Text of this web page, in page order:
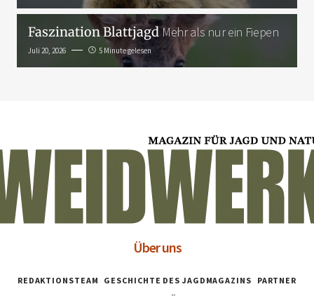
Faszination BlattjagdMehr als nur ein Fiepen
Juli 20, 2026 5 Minute gelesen
Über uns
REDAKTIONSTEAM GESCHICHTE DES JAGDMAGAZINS
PARTNER